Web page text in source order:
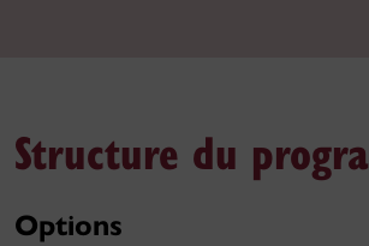
Structure du
Options